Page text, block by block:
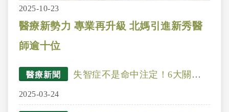
2025-10-23
醫療新勢力 專業再升級 北媽引進新秀醫
師逾十位
醫療新聞 失智症不是命中注定！6大關鍵，幫你降低風險
2025-03-24